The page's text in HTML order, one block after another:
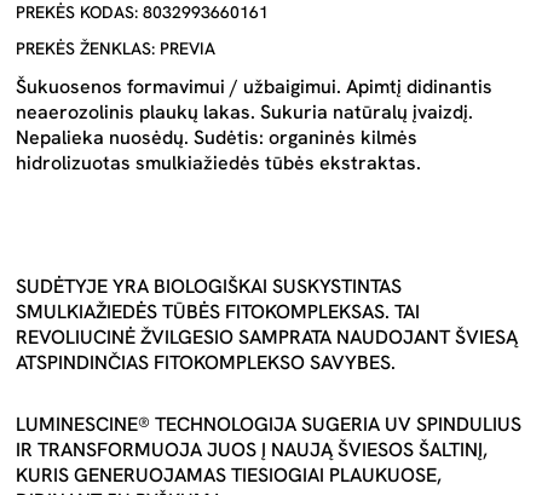
PREKĖS KODAS: 8032993660161
PREKĖS ŽENKLAS: PREVIA
Šukuosenos formavimui / užbaigimui. Apimtį didinantis
neaerozolinis plaukų lakas. Sukuria natūralų įvaizdį.
Nepalieka nuosėdų. Sudėtis: organinės kilmės
hidrolizuotas smulkiažiedės tūbės ekstraktas.
SUDĖTYJE YRA BIOLOGIŠKAI SUSKYSTINTAS
SMULKIAŽIEDĖS TŪBĖS FITOKOMPLEKSAS. TAI
REVOLIUCINĖ ŽVILGESIO SAMPRATA NAUDOJANT ŠVIESĄ
ATSPINDINČIAS FITOKOMPLEKSO SAVYBES.
LUMINESCINE® TECHNOLOGIJA SUGERIA UV SPINDULIUS
IR TRANSFORMUOJA JUOS Į NAUJĄ ŠVIESOS ŠALTINĮ,
KURIS GENERUOJAMAS TIESIOGIAI PLAUKUOSE,